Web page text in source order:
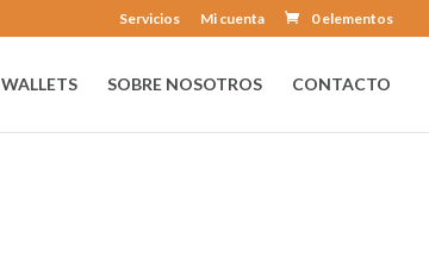
Servicios Mi cuenta 0 elementos
WALLETS SOBRE NOSOTROS CONTACTO